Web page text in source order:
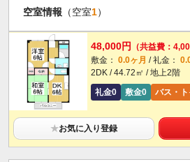
空室情報 （空室1）
48,000円
（共益費：
敷金： 0.0ヶ月 / 礼金：
2DK / 44.72㎡ / 地上2階
礼金0
敷金0 バス・ト
★お気に入り登録